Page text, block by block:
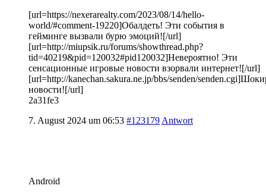
[url=https://nexerarealty.com/2023/08/14/hello-
world/#comment-19220]Обалдеть! Эти события в
гейминге вызвали бурю эмоций![/url]
[url=http://miupsik.ru/forums/showthread.php?
tid=40219&pid=120032#pid120032]Невероятно! Эти
сенсационные игровые новости взорвали интернет![/url]
[url=http://kanechan.sakura.ne.jp/bbs/senden/
новости![/url]
2a31fe3
7. August 2024 um 06:53 #123179 Antwort
Android